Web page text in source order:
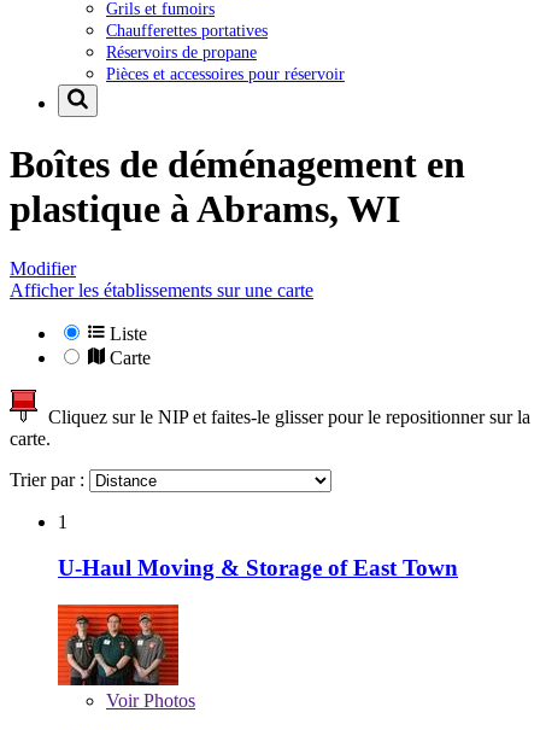
Grils et fumoirs
Chaufferettes portatives
Réservoirs de propane
Pièces et accessoires pour réservoir
Boîtes de déménagement en
plastique àAbrams, WI
Modifier
Afficher les établissements sur une carte
Liste
Carte
Cliquez sur le NIP et faites-le glisser pour le repositionner sur la
carte.
Trier par :
1
U-Haul Moving & Storage of East Town
VoirPhotos